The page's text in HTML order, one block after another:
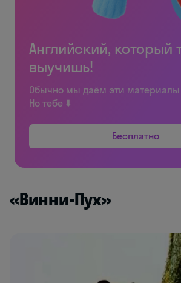
Английский, который
выучишь!
Обычно мы даём эти материалы
Но тебе ⬇️
Бесплатно
«Винни-Пух»